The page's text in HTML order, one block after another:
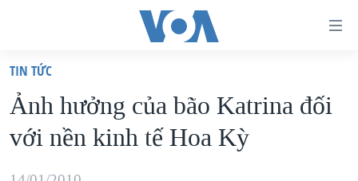
truy
cập
Tới
VIỆT NAM
HOA KỲ
BIỂN ĐÔNG
TIN TỨC
Ảnh hưởng của bão Katrina đối
với nền kinh tế Hoa Kỳ